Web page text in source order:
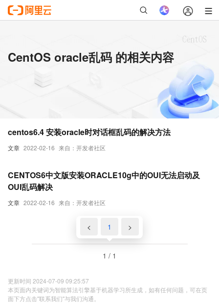
CentOS oracle乱码 的相关内容
文章 2022-02-16 来自：开发者社区
centos6.4 安装oracle时对话框乱码的解决方法
文章 2022-02-16 来自：开发者社区
CENTOS6中文版安装ORACLE10g中的OUI无法启动及
OUI乱码解决
< 1 >
1 / 1
更新时间 2024-07-09 09:25:57
本页面内关键词为智能算法引擎基于机器学习所生成，如有任何问题，可在页
面下方点击"联系我们"与我们沟通。